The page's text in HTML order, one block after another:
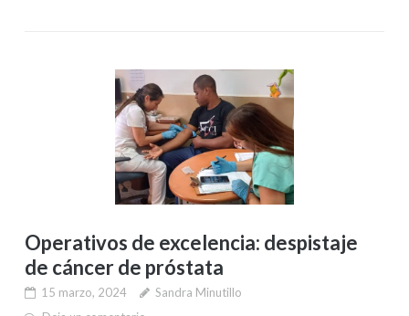
Operativos de excelencia: despistaje
de cáncer de próstata
15 marzo, 2024
Sandra Minutillo